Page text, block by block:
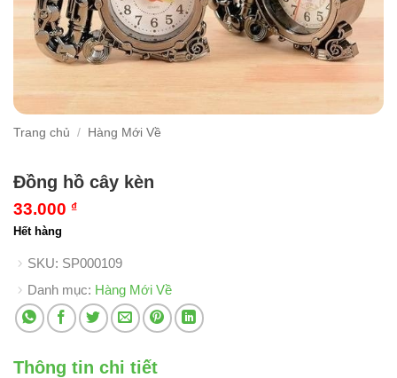
Trang chủ / Hàng Mới Về
Đồng hồ cây kèn
33.000 ₫
Hết hàng
SKU: SP000109
Danh mục: Hàng Mới Về
Thông tin chi tiết